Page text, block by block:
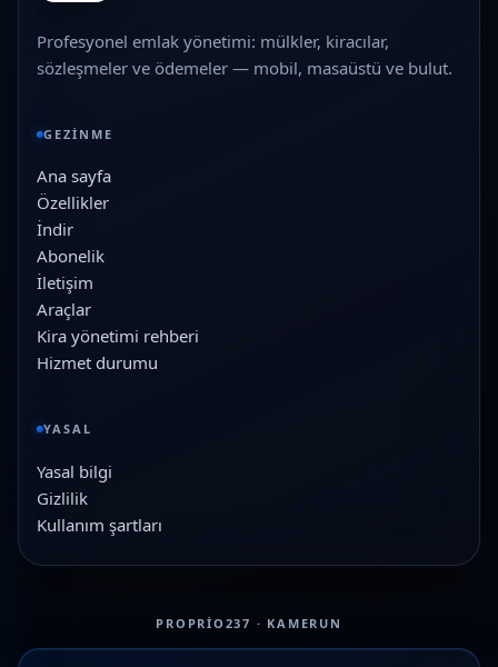
Profesyonel emlak yönetimi: mülkler, kiracılar,
sözleşmeler ve ödemeler — mobil, masaüstü ve bulut.
GEZINME
Ana sayfa
Özellikler
İndir
Abonelik
İletişim
Araçlar
Kira yönetimi rehberi
Hizmet durumu
YASAL
Yasal bilgi
Gizlilik
Kullanım şartları
PROPRIO237 · KAMERUN